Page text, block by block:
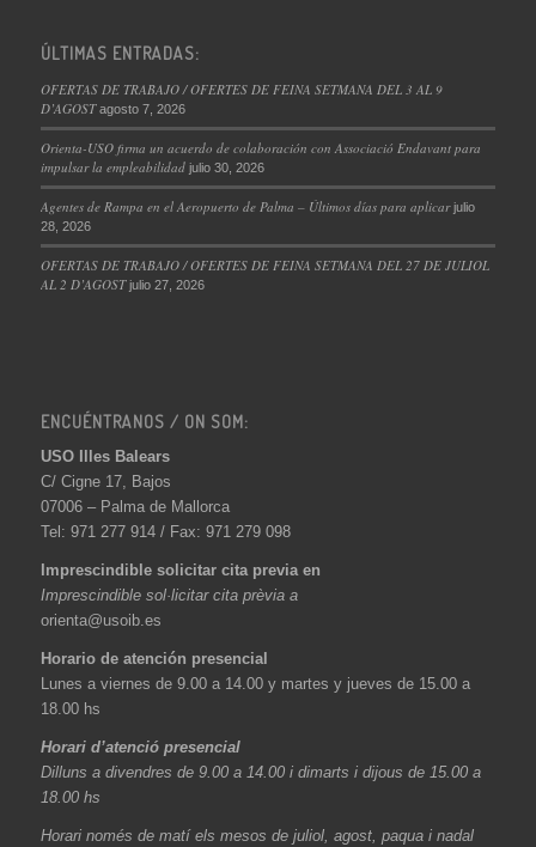
ÚLTIMAS ENTRADAS:
OFERTAS DE TRABAJO / OFERTES DE FEINA SETMANA DEL 3 AL 9
D’AGOST agosto 7, 2026
Orienta-USO firma un acuerdo de colaboración con Associació Endavant para
impulsar la empleabilidad julio 30, 2026
Agentes de Rampa en el Aeropuerto de Palma – Últimos días para aplicar julio
28, 2026
OFERTAS DE TRABAJO / OFERTES DE FEINA SETMANA DEL 27 DE JULIOL
AL 2 D’AGOST julio 27, 2026
ENCUÉNTRANOS / ON SOM:
USO Illes Balears
C/ Cigne 17, Bajos
07006 – Palma de Mallorca
Tel: 971 277 914 / Fax: 971 279 098
Imprescindible solicitar cita previa en
Imprescindible sol·licitar cita prèvia a
orienta@usoib.es
Horario de atención presencial
Lunes a viernes de 9.00 a 14.00 y martes y jueves de 15.00 a
18.00 hs
Horari d’atenció presencial
Dilluns a divendres de 9.00 a 14.00 i dimarts i dijous de 15.00 a
18.00 hs
Horari només de matí els mesos de juliol, agost, paqua i nadal